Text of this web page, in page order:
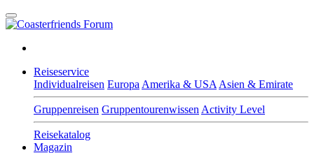
Reiseservice
Individualreisen Europa Amerika & USA Asien & Emirate
Gruppenreisen Gruppentourenwissen Activity Level
Reisekatalog
Magazin